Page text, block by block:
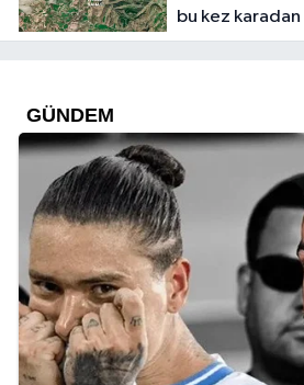
bu kez
Manavgat